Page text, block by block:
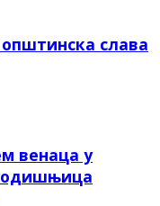
слава
венаца у